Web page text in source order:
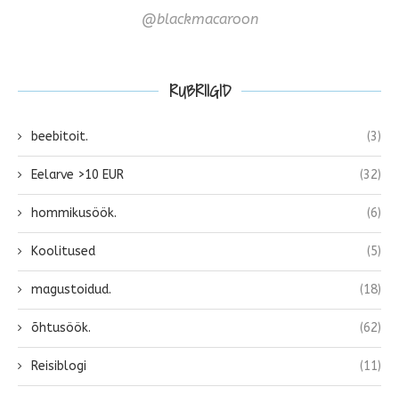
@blackmacaroon
RUBRIIGID
beebitoit. (3)
Eelarve >10 EUR (32)
hommikusöök. (6)
Koolitused (5)
magustoidud. (18)
õhtusöök. (62)
Reisiblogi (11)